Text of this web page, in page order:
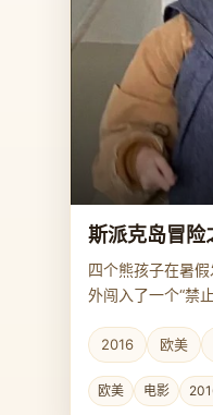
斯派克岛冒险
四个熊孩子在暑
外闯入了一个“禁
2016 欧美
欧美 电影